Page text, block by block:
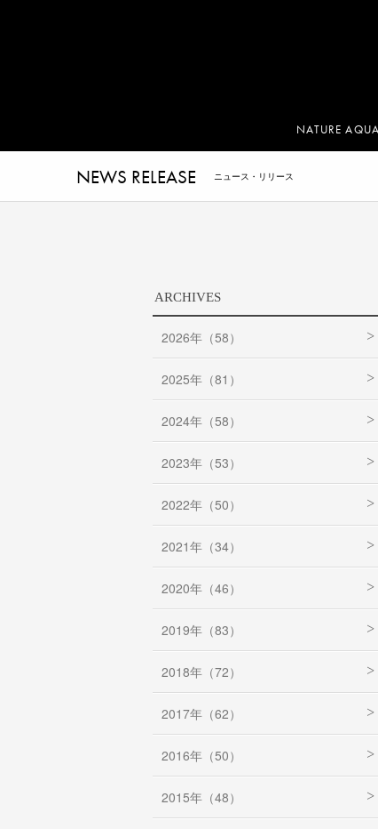
NATURE
NEWS RELEASE ニュース・リリース
ARCHIVES
2026年（58）
2025年（81）
2024年（58）
2023年（53）
2022年（50）
2021年（34）
2020年（46）
2019年（83）
2018年（72）
2017年（62）
2016年（50）
2015年（48）